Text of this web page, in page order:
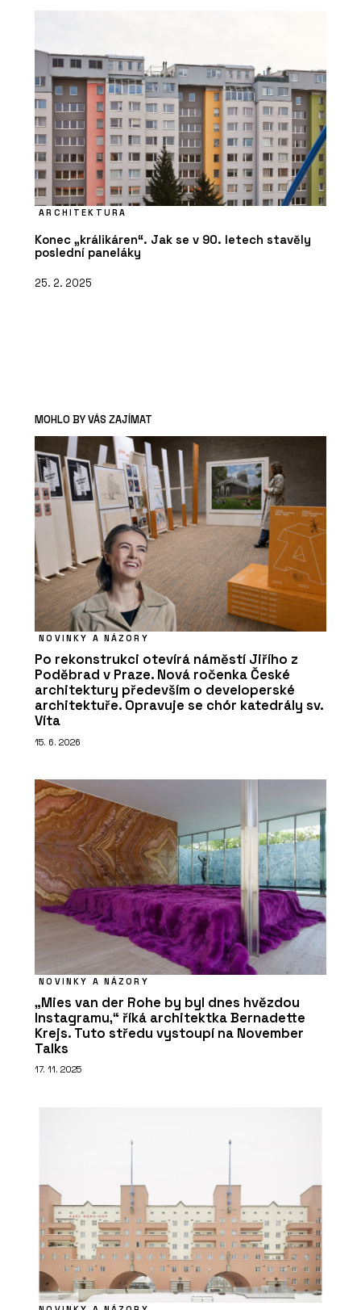
ARCHITEKTURA
Konec „králikáren“. Jak se v 90. letech stavěly
poslední paneláky
25. 2. 2025
MOHLO BY VÁS ZAJÍMAT
NOVINKY A NÁZORY
Po rekonstrukci otevírá náměstí Jiřího z
Poděbrad v Praze. Nová ročenka České
architektury především o developerské
architektuře. Opravuje se chór katedrály sv.
Víta
15. 6. 2026
NOVINKY A NÁZORY
„Mies van der Rohe by byl dnes hvězdou
Instagramu,“ říká architektka Bernadette
Krejs. Tuto středu vystoupí na November
Talks
17. 11. 2025